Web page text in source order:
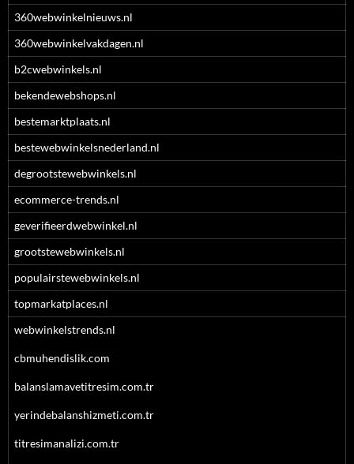
360webwinkelnieuws.nl
360webwinkelvakdagen.nl
b2cwebwinkels.nl
bekendewebshops.nl
bestemarktplaats.nl
bestewebwinkelsnederland.nl
degrootstewebwinkels.nl
ecommerce-trends.nl
geverifieerdwebwinkel.nl
grootstewebwinkels.nl
populairstewebwinkels.nl
topmarkatplaces.nl
webwinkelstrends.nl
cbmuhendislik.com
balanslamavetitresim.com.tr
yerindebalanshizmeti.com.tr
titresimanalizi.com.tr